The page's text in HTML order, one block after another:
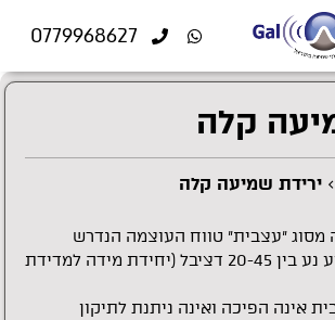
0779968627
קלה
> ירידת שמיעה קלה
מסוג "עצבית" טווח העוצמה הנדרש
לנבדק בכדי לשמוע נע בין 20-45 דציבל (יחידת מידה למדידת
אינה הפיכה ואינה ניתנת לתיקון